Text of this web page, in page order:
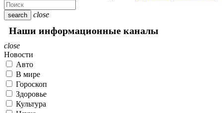
search close
Наши информационные каналы
close
Новости
Авто
В мире
Гороскоп
Здоровье
Культура